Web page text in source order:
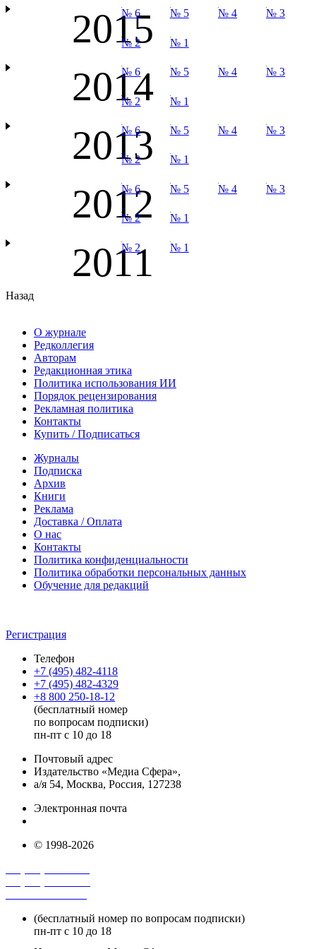
2015
№ 6 № 5 № 4 № 3
№ 2 № 1
2014
№ 6 № 5 № 4 № 3
№ 2 № 1
2013
№ 6 № 5 № 4 № 3
№ 2 № 1
2012
№ 6 № 5 № 4 № 3
№ 2 № 1
2011
№ 2 № 1
Назад
О журнале
Редколлегия
Авторам
Редакционная этика
Политика использования ИИ
Порядок рецензирования
Рекламная политика
Контакты
Купить / Подписаться
Журналы
Подписка
Архив
Книги
Реклама
Доставка / Оплата
О нас
Контакты
Политика конфиденциальности
Политика обработки персональных данных
Обучение для редакций
Регистрация
Телефон
+7 (495) 482-4118
+7 (495) 482-4329
+8 800 250-18-12
(бесплатный номер
по вопросам подписки)
пн-пт с 10 до 18
Почтовый адрес
Издательство «Медиа Сфера»,
а/я 54, Москва, Россия, 127238
Электронная почта
© 1998-2026
(бесплатный номер по вопросам подписки)
пн-пт с 10 до 18